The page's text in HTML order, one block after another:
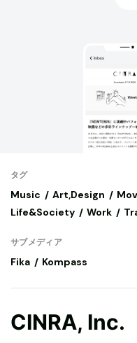
タグ
Music Art,Design
Life&Society
Work
サブメディア
Fika Kompass
CINRA, Inc.